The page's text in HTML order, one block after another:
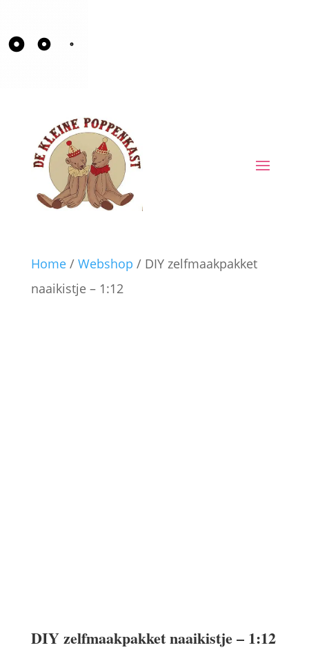
Home/ Webshop / DIY zelfmaakpakket
naaikistje – 1:12
DIY zelfmaakpakket naaikistje – 1:12